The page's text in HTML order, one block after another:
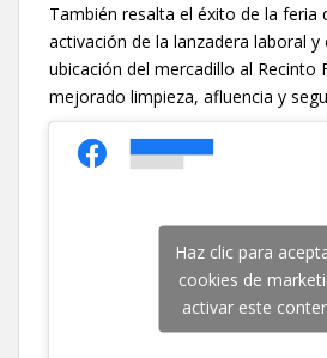
También resalta el éxito de la feria
activación de la lanzadera laboral y
ubicación del mercadillo al Recinto
mejorado limpieza, afluencia y
Haz clic para
cookies de
activar este